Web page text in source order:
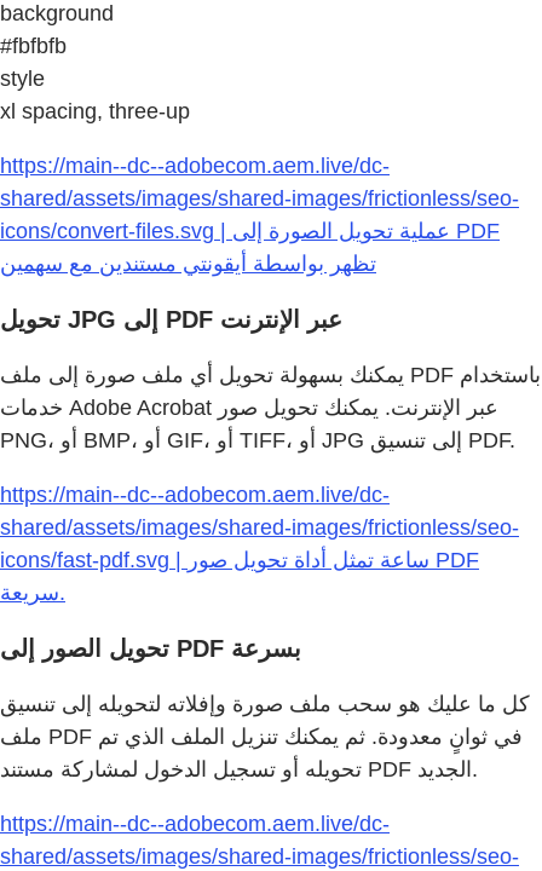
background
#fbfbfb
style
xl spacing, three-up
https://main--dc--adobecom.aem.live/dc-
shared/assets/images/shared-images/frictionless/seo-
icons/convert-files.svg | عملية تحويل الصورة إلى PDF
تظهر بواسطة أيقونتي مستندين مع سهمين
تحويل JPG إلى PDF عبر الإنترنت
يمكنك بسهولة تحويل أي ملف صورة إلى ملف PDF باستخدام
خدمات Adobe Acrobat عبر الإنترنت. يمكنك تحويل صور
PNG، أو BMP، أو GIF، أو TIFF، أو JPG إلى تنسيق PDF.
https://main--dc--adobecom.aem.live/dc-
shared/assets/images/shared-images/frictionless/seo-
icons/fast-pdf.svg | ساعة تمثل أداة تحويل صور PDF
سريعة.
تحويل الصور إلى PDF بسرعة
كل ما عليك هو سحب ملف صورة وإفلاته لتحويله إلى تنسيق
ملف PDF في ثوانٍ معدودة. ثم يمكنك تنزيل الملف الذي تم
تحويله أو تسجيل الدخول لمشاركة مستند PDF الجديد.
https://main--dc--adobecom.aem.live/dc-
shared/assets/images/shared-images/frictionless/seo-